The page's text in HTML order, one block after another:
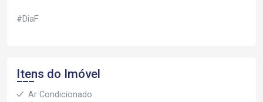
#DiaF
Itens do Imóvel
Ar Condicionado